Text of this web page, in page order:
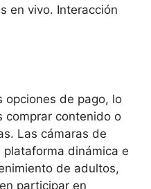
en vivo. Interacción
opciones de pago, lo
comprar contenido o
Las cámaras de
dinámica e
de adultos,
participar en